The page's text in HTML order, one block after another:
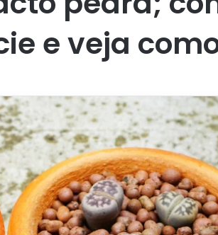
e veja